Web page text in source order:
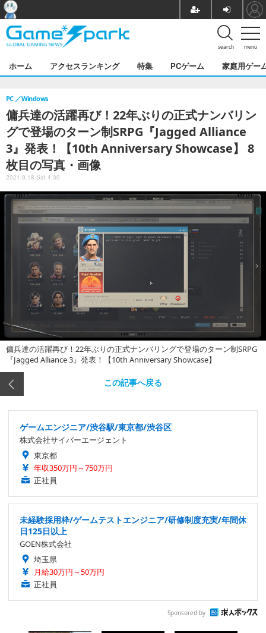
menu
search
ホーム アクセスランキング 特集 PCゲーム 家庭用ゲー
傭兵達の活躍再び！22年ぶりの正式ナンバリン
グで登場のターン制SRPG『Jagged Alliance
3』発表！【10th Anniversary Showcase】 8
枚目の写真・画像
PC Windows
2021.9.18 Sat 4:30
傭兵達の活躍再び！22年ぶりの正式ナンバリングで登場のターン制SRPG
『Jagged Alliance 3』発表！【10th Anniversary Showcase】
この記事へ戻る
ゲームエンジニア/渋谷駅/東京都/渋谷区
株式会社サイバーエージェント
東京都
年収350万円～750万円
正社員
未経験採用枠/ゲームテストエンジニア/研修制度充実/年間休
日125日以上
GOEN株式会社
埼玉県
月給30万円～50万円
正社員
Sponsored by